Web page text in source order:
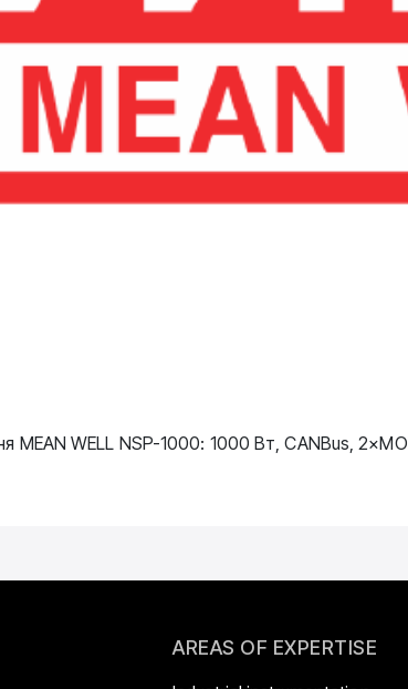
WELL NSP-1000: 1000 Вт, CANBus,
AREAS OF EXPERTISE